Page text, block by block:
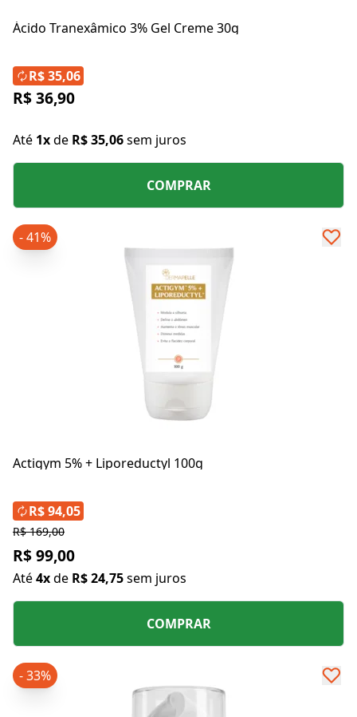
Ácido Tranexâmico 3% Gel Creme 30g
R$ 36,90
Até 1xde R$ 35,06sem juros
R$ 35,06
COMPRAR
Actigym 5% + Liporeductyl 100g
- 41%
R$ 169,00
R$ 99,00
Até4xde R$ 24,75sem juros
R$ 94,05
COMPRAR
- 33%